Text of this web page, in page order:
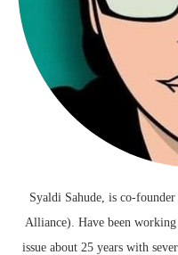
Syaldi Sahude, is co-
Alliance). Have been
issue about 25 years with